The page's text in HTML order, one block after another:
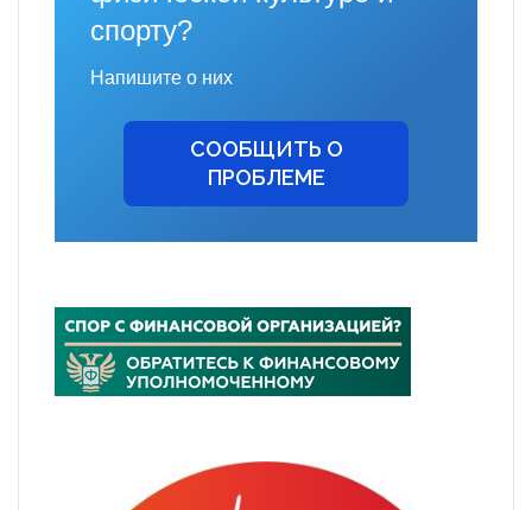
спорту?
Напишите о них
СООБЩИТЬ О
ПРОБЛЕМЕ